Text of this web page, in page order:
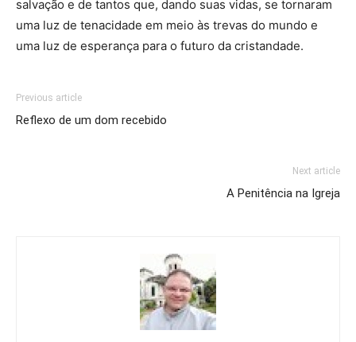
salvação e de tantos que, dando suas vidas, se tornaram
uma luz de tenacidade em meio às trevas do mundo e
uma luz de esperança para o futuro da cristandade.
Previous article
Reflexo de um dom recebido
Next article
A Penitência na Igreja